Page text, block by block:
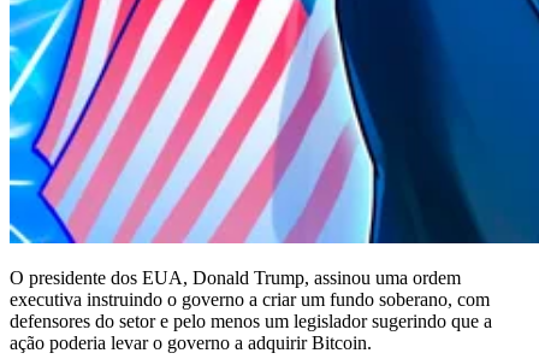
O presidente dos EUA, Donald Trump, assinou uma ordem
executiva instruindo o governo a criar um fundo soberano, com
defensores do setor e pelo menos um legislador sugerindo que a
ação poderia levar o governo a adquirir Bitcoin.